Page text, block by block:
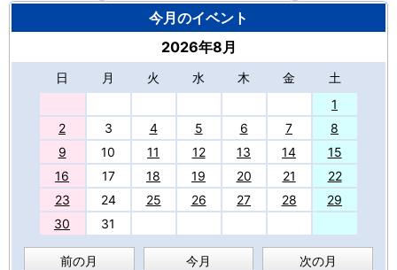
今月のイベント
2026年8月
日 月 火 水 木 金
土
1
2
3 4 5 6 7
8
9
10 11 12 13 14
15
16
17 18 19 20 21
22
23
24 25 26 27 28
29
30
31
前の月 今月 次の月